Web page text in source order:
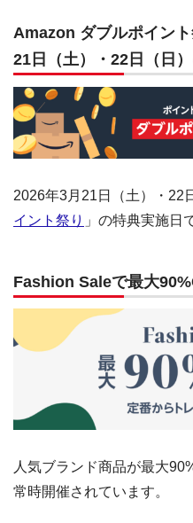
Amazon ダブルポイン
21日（土）・22日（日
2026年3月21日（土）・22
イント祭り 」の特典実施日
Fashion Saleで最大
人気ブランド商品が最大
常時開催されています。